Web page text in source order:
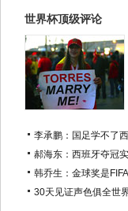
世界杯顶级评论
李承鹏：国足学不了
郝海东：西班牙夺冠
韩乔生：金球奖是
30天见证声色俱全世